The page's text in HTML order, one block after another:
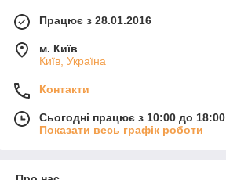
Працює з 28.01.2016
м. Київ
Київ, Україна
Контакти
Сьогодні працює з 10:00 до 18:00
Показати весь графік роботи